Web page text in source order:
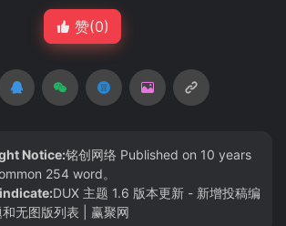
赞(0)
Notice:铭创网络 Published on 10 years
254 word。
DUX 主题 1.6 版本更新 - 新增投稿编
无图版列表 | 赢聚网